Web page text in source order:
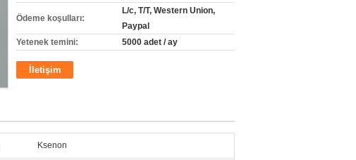
Ödeme koşulları:
L/c, T/T, Western Union,
Paypal
Yetenek temini:
5000 adet / ay
İletişim
Ksenon